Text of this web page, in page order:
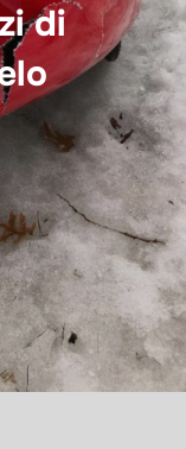
di